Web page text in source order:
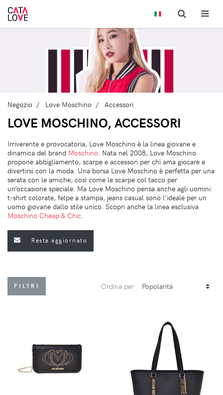
Negozio Love Moschino Accessori
LOVE MOSCHINO, ACCESSORI
Irriverente e provocatoria, Love Moschino è la linea giovane e
dinamica del brand Moschino . Nata nel 2008, Love Moschino
propone abbigliamento, scarpe e accessori per chi ama giocare e
divertirsi con la moda. Una borsa Love Moschino è perfetta per una
serata con le amiche, così come le scarpe col tacco per
un’occasione speciale. Ma Love Moschino pensa anche agli uomini:
t-shirt colorate, felpe a stampa, jeans casual sono l’ideale per un
uomo giovane dallo stile unico. Scopri anche la linea esclusiva
Moschino Cheap & Chic
Resta aggiornato
FILTRI Ordina per